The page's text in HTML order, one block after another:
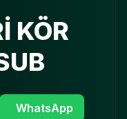
KÖR
WhatsApp